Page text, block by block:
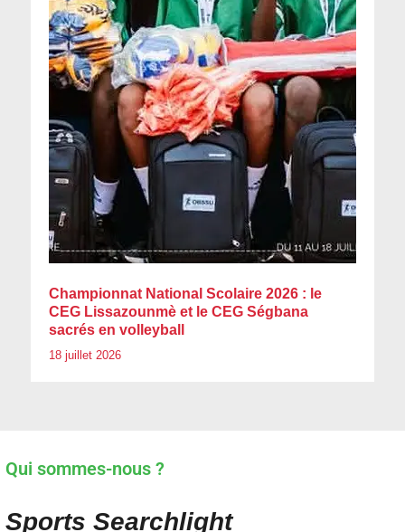
Championnat National Scolaire 2026 : le
CEG Lissazounmè et le CEG Ségbana
sacrés en volleyball
18 juillet 2026
Qui sommes-nous ?
Sports Searchlight